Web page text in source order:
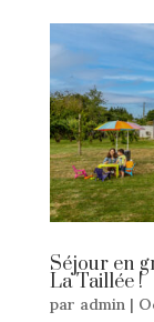
Séjour en
La Taillée !
par admin|